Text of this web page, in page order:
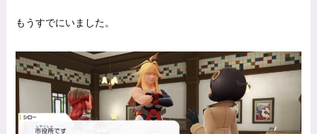
もうすでにいました。